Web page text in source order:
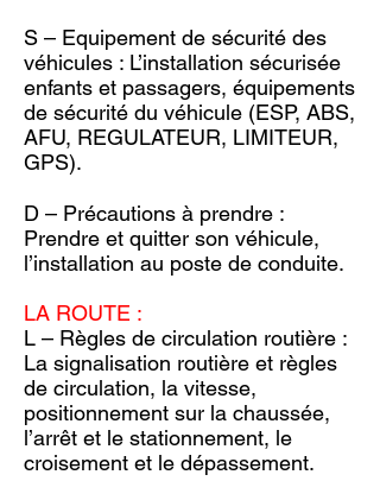
S – Equipement de sécurité des
véhicules : L’installation sécurisée
enfants et passagers, équipements
de sécurité du véhicule (ESP, ABS,
AFU, REGULATEUR, LIMITEUR,
GPS).
D – Précautions à prendre :
Prendre et quitter son véhicule,
l’installation au poste de conduite.
LA ROUTE :
L – Règles de circulation routière :
La signalisation routière et règles
de circulation, la vitesse,
positionnement sur la chaussée,
l’arrêt et le stationnement, le
croisement et le dépassement.